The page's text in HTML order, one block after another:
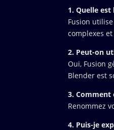
1. Quelle
Fusion
complexes
2. Peut-on
Oui, Fusion
Blender est
3.
Renommez
4. Puis-je